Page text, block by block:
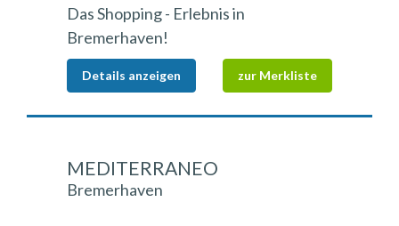
Das Shopping - Erlebnis in
Bremerhaven!
Details anzeigen zur Merkliste
MEDITERRANEO
Bremerhaven